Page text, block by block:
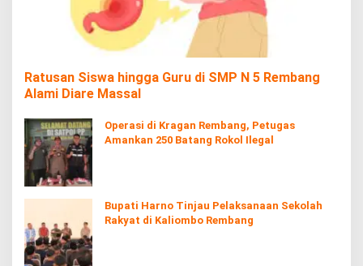
Ratusan Siswa hingga Guru di SMP N 5 Rembang
Alami Diare Massal
Operasi di Kragan Rembang, Petugas
Amankan 250 Batang Rokol Ilegal
Bupati Harno Tinjau Pelaksanaan Sekolah
Rakyat di Kaliombo Rembang